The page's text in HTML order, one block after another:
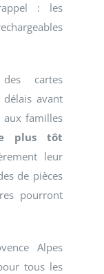
: les
cartes
délais avant
aux familles
plus tôt
leur
de pièces
pourront
Alpes
tous les